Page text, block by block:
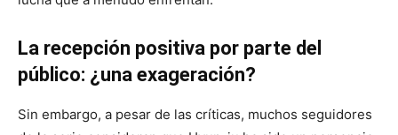
La recepción positiva por parte del
público: ¿una exageración?
Sin embargo, a pesar de las críticas, muchos seguidores